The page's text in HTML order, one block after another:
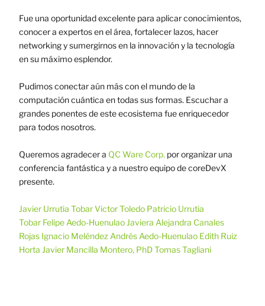
Fue una oportunidad excelente para aplicar conocimientos,
conocer a expertos en el área, fortalecer lazos, hacer
networking y sumergirnos en la innovación y la tecnología
en su máximo esplendor.
Pudimos conectar aún más con el mundo de la
computación cuántica en todas sus formas. Escuchar a
grandes ponentes de este ecosistema fue enriquecedor
para todos nosotros.
Queremos agradecer a QC Ware Corp. por organizar una
conferencia fantástica y a nuestro equipo de coreDevX
presente.
Javier Urrutia Tobar Victor Toledo Patricio Urrutia
Tobar Felipe Aedo-Huenulao Javiera Alejandra Canales
Rojas Ignacio Meléndez Andrés Aedo-Huenulao Edith Ruiz
Horta Javier Mancilla Montero, PhD Tomas Tagliani